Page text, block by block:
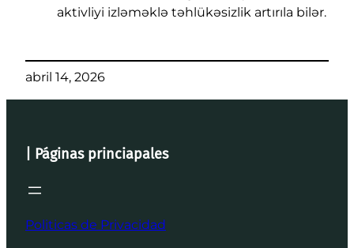
aktivliyi izləməklə təhlükəsizlik artırıla bilər.
abril 14, 2026
| Páginas princiapales
Politicas de Privacidad